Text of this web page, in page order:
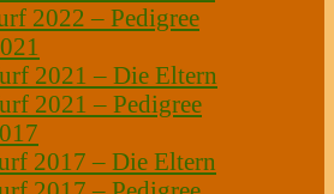
2022 – Pedigree
2021 – Die Eltern
2021 – Pedigree
2017 – Die Eltern